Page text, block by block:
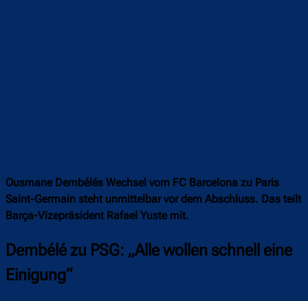
Ousmane Dembélés Wechsel vom FC Barcelona zu Paris
Saint-Germain steht unmittelbar vor dem Abschluss. Das teilt
Barça-Vizepräsident Rafael Yuste mit.
Dembélé zu PSG: „Alle wollen schnell eine
Einigung“